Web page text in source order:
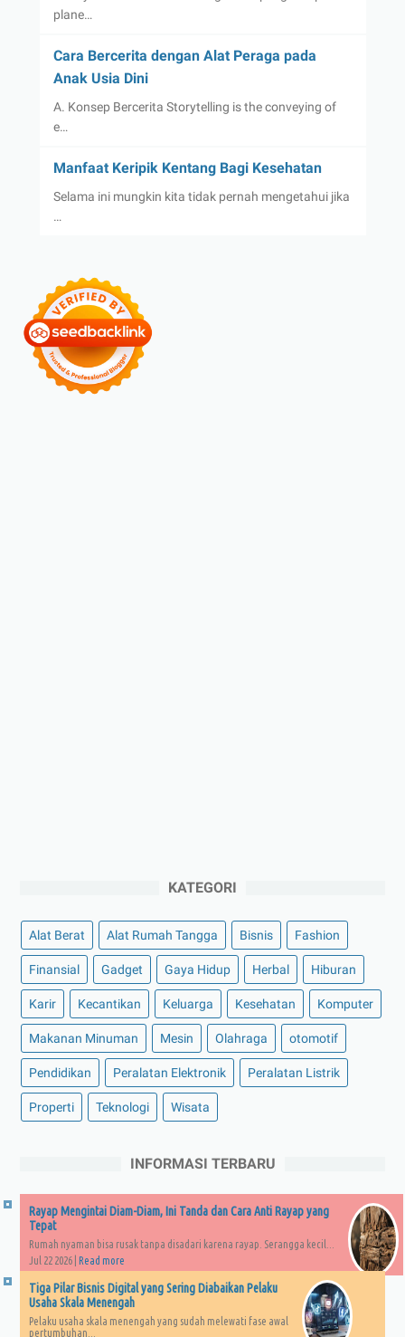
plane…
Cara Bercerita dengan Alat Peraga pada
Anak Usia Dini
A. Konsep Bercerita Storytelling is the conveying of
e…
Manfaat Keripik Kentang Bagi Kesehatan
Selama ini mungkin kita tidak pernah mengetahui jika
…
KATEGORI
Alat Berat Alat Rumah Tangga Bisnis Fashion
Finansial Gadget Gaya Hidup Herbal Hiburan
Karir Kecantikan Keluarga Kesehatan Komputer
Makanan Minuman Mesin Olahraga otomotif
Pendidikan Peralatan Elektronik Peralatan Listrik
Properti Teknologi Wisata
INFORMASI TERBARU
Rayap Mengintai Diam-Diam, Ini Tanda dan Cara Anti Rayap yang
Tepat
Rumah nyaman bisa rusak tanpa disadari karena rayap. Serangga kecil...
Jul 22 2026 | Read more
Tiga Pilar Bisnis Digital yang Sering Diabaikan Pelaku
Usaha Skala Menengah
Pelaku usaha skala menengah yang sudah melewati fase awal
pertumbuhan...